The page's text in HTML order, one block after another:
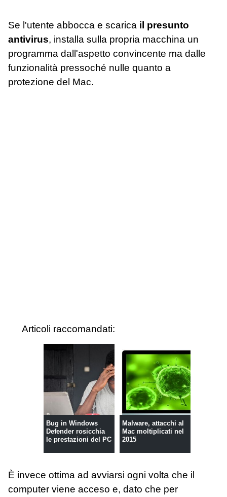
Se l'utente abbocca e scarica il presunto
antivirus, installa sulla propria macchina un
programma dall'aspetto convincente ma dalle
funzionalità pressoché nulle quanto a
protezione del Mac.
Articoli raccomandati:
Bug in Windows
Defender rosicchia
le prestazioni del PC
Malware, attacchi al
Mac moltiplicati nel
2015
È invece ottima ad avviarsi ogni volta che il
computer viene acceso e, dato che per